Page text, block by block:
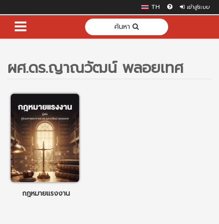
TH เข้าสู่ระบบ
ค้นหา
ผศ.ดร.ญาณวัฒน์ พลอยเทศ
กฎหมายแรงงาน